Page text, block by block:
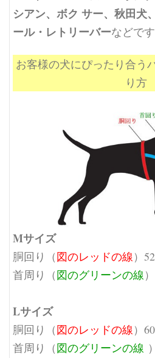
シアン、ボク サー、秋田犬
ール・レトリーバーなどです
お客様の犬にぴったり合う
り方
Mサイズ
胴回り（図のレッドの線）
首周り（図のグリーンの線
Lサイズ
胴回り（図のレッドの線）
首周り（図のグリーンの線